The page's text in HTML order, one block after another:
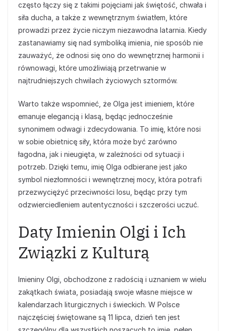
często łączy się z takimi pojęciami jak świętość, chwała i
siła ducha, a także z wewnętrznym światłem, które
prowadzi przez życie niczym niezawodna latarnia. Kiedy
zastanawiamy się nad symboliką imienia, nie sposób nie
zauważyć, że odnosi się ono do wewnętrznej harmonii i
równowagi, które umożliwiają przetrwanie w
najtrudniejszych chwilach życiowych sztormów.
Warto także wspomnieć, że Olga jest imieniem, które
emanuje elegancją i klasą, będąc jednocześnie
synonimem odwagi i zdecydowania. To imię, które nosi
w sobie obietnicę siły, która może być zarówno
łagodna, jak i nieugięta, w zależności od sytuacji i
potrzeb. Dzięki temu, imię Olga odbierane jest jako
symbol niezłomności i wewnętrznej mocy, która potrafi
przezwyciężyć przeciwności losu, będąc przy tym
odzwierciedleniem autentyczności i szczerości uczuć.
Daty Imienin Olgi i Ich
Związki z Kulturą
Imieniny Olgi, obchodzone z radością i uznaniem w wielu
zakątkach świata, posiadają swoje własne miejsce w
kalendarzach liturgicznych i świeckich. W Polsce
najczęściej świętowane są 11 lipca, dzień ten jest